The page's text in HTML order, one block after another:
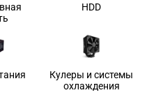
HDD
Кулеры и системы
охлаждения